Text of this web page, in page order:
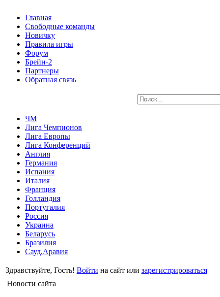
Главная
Свободные команды
Новичку
Правила игры
Форум
Брейн-2
Партнеры
Обратная связь
ЧМ
Лига Чемпионов
Лига Европы
Лига Конференций
Англия
Германия
Испания
Италия
Франция
Голландия
Португалия
Россия
Украина
Беларусь
Бразилия
Сауд.Аравия
Здравствуйте, Гость! Войти на сайт или зарегистрироваться
Новости сайта